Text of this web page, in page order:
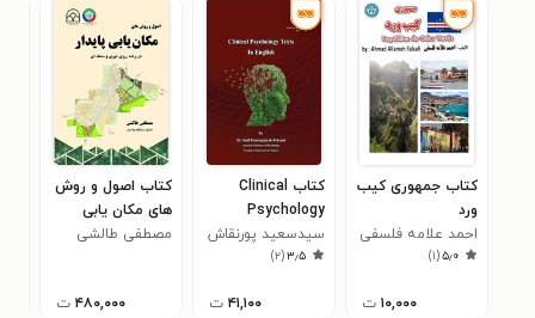
کتاب جمهوری کیب
ورد
احمد علامه فلسفی
۵٫۰(۱)
۱۰,۰۰۰ ت
کتاب Clinical
Psychology
Texts In English
سیدسعید پورنقاش
تهرانی
۳٫۵(۲)
۴۱,۱۰۰ ت
کتاب اصول و روش
های مکان یابی
پایدار
مصطفی طالشی
۴۸۰,۰۰۰ ت